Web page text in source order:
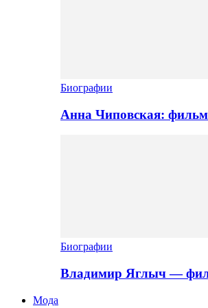
Биографии
Анна Чиповская:
Биографии
Владимир Яглыч —
Мода